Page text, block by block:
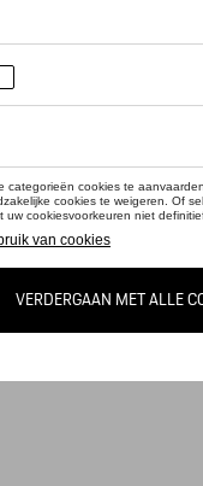
uw dealer voor
met zilverkleurige